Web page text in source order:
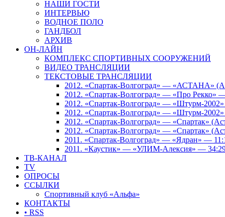
НАШИ ГОСТИ
ИНТЕРВЬЮ
ВОДНОЕ ПОЛО
ГАНДБОЛ
АРХИВ
ОН-ЛАЙН
КОМПЛЕКС СПОРТИВНЫХ СООРУЖЕНИЙ
ВИДЕО ТРАНСЛЯЦИИ
ТЕКСТОВЫЕ ТРАНСЛЯЦИИ
2012. «Спартак-Волгоград» — «АСТАНА»
2012. «Спартак-Волгоград» — «Про Рекко»
2012. «Спартак-Волгоград» — «Штурм-
2012. «Спартак-Волгоград» — «Штурм-
2012. «Спартак-Волгоград» — «Спартак»
2012. «Спартак-Волгоград» — «Спартак»
2011. «Спартак-Волгоград» — «Ядран» —
2011. «Каустик» — «УЛИМ-Алексия» —
ТВ-КАНАЛ
TV
ОПРОСЫ
ССЫЛКИ
Спортивный клуб «Альфа»
КОНТАКТЫ
• RSS